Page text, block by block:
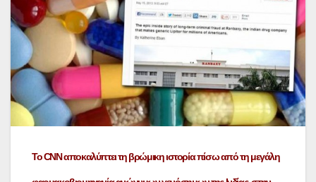
To CNN αποκαλύπτει τη βρώμικη ιστορία πίσω από τη μεγάλη